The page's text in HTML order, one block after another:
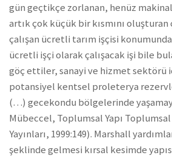
gün geçtikçe zorlanan, henüz
artık çok küçük bir kısmını
çalışan ücretli tarım işçisi
ücretli işçi olarak çalışacak işi bile
göç ettiler, sanayi ve hizmet sektörü
potansiyel kentsel proleterya
(…) gecekondu bölgelerinde
Mübeccel, Toplumsal Yapı
Yayınları, 1999:149). Marshall
şeklinde gelmesi kırsal kesimde